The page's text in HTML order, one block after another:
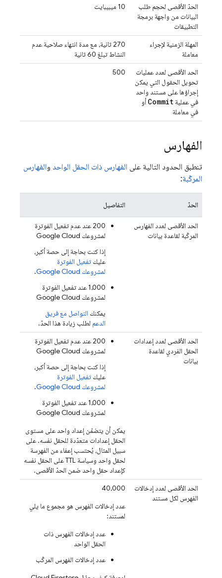
الحدّ الأقصى لحجم طلب
البيانات من واجهة برمجة
التطبيقات
‫10 ميبيبايت
المهلة الزمنية لإجراء
معاملة
‫270 ثانية، مع مدة انتهاء صلاحية عدم
النشاط تبلغ 60 ثانية
الحد الأقصى لعدد عمليات
تحويل الحقول التي يمكن
إجراؤها على مستند واحد
في عملية Commit أو
في معاملة
500
الفهارس
تنطبق الحدود التالية على الفهارس ذات الحقل الواحد والفهارس
المركّبة:
الحدّ التفاصيل
الحد الأقصى لعدد الفهارس
المركّبة لقاعدة بيانات
‫200 عند عدم تفعيل الفوترة
لمشروعك Google Cloud
إذا كنت بحاجة إلى حصة أكبر،
عليك تفعيل الفوترة
لمشروعك Google Cloud
.
‫1,000 عند تفعيل الفوترة
لمشروعك Google Cloud
يمكنك التواصل مع فريق
الدعم لطلب زيادة هذا الحدّ.
الحد الأقصى لعدد إعدادات
الحقل الفردي لقاعدة
بيانات
‫200 عند عدم تفعيل الفوترة
لمشروعك Google Cloud
إذا كنت بحاجة إلى حصة أكبر،
عليك تفعيل الفوترة
لمشروعك Google Cloud
.
‫1,000 عند تفعيل الفوترة
لمشروعك Google Cloud
يمكن أن يتضمّن إعداد واحد على مستوى
الحقل إعدادات متعدّدة للحقل نفسه. على
سبيل المثال، يُحتسب إعفاء من الفهرسة
لحقل واحد وسياسة TTL على الحقل نفسه
كإعداد حقل واحد ضمن الحدّ الأقصى.
الحد الأقصى لعدد إدخالات
الفهرس لكل مستند
40,000
عدد إدخالات الفهرس هو مجموع ما يلي
لمستند:
عدد إدخالات الفهرس ذات
الحقل الواحد
عدد إدخالات الفهرس المركّب